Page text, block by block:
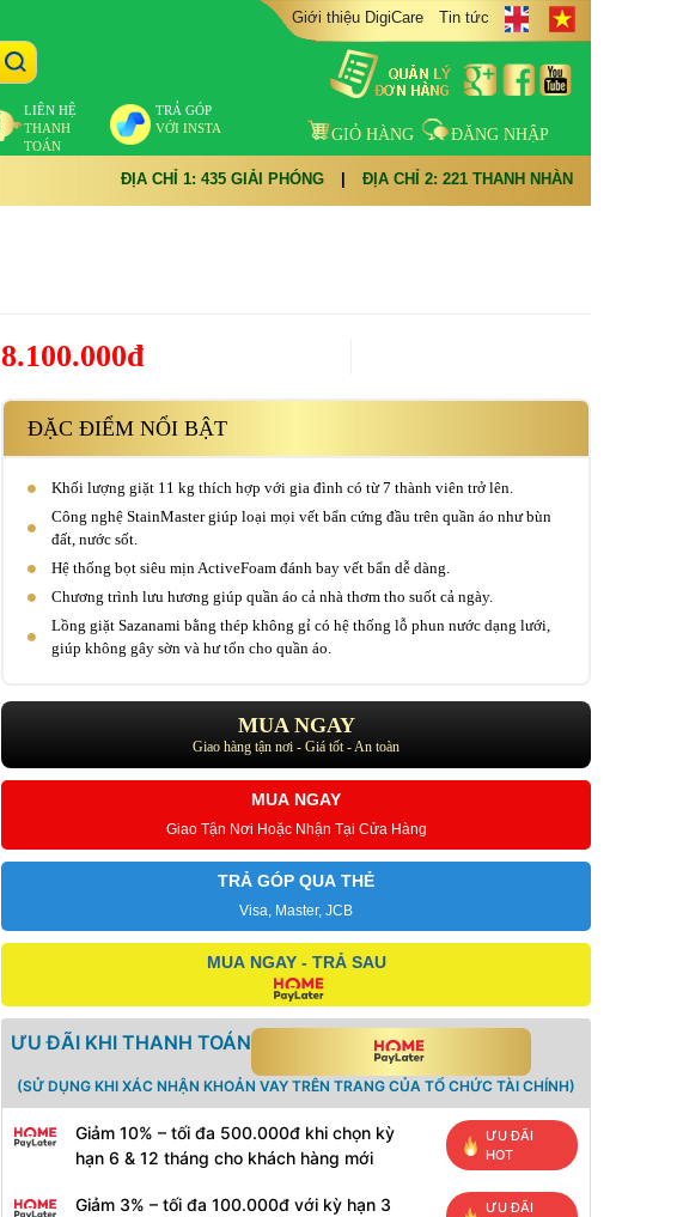
LIÊN HỆ
THANH
TOÁN
TRẢ GÓP
VỚI INSTA
Giới thiệu DigiCare Tin tức
GIỎ HÀNG ĐĂNG NHẬP
ĐỊA CHỈ 1: 435 GIẢI PHÓNG ĐỊA CHỈ 2: 221 THANH NHÀN
8.100.000đ
ĐẶC ĐIỂM NỔI BẬT
Khối lượng giặt 11 kg thích hợp với gia đình có từ 7 thành viên trở lên.
Công nghệ StainMaster giúp loại mọi vết bẩn cứng đầu trên quần áo như bùn
đất, nước sốt.
Hệ thống bọt siêu mịn ActiveFoam đánh bay vết bẩn dễ dàng.
Chương trình lưu hương giúp quần áo cả nhà thơm tho suốt cả ngày.
Lồng giặt Sazanami bằng thép không gỉ có hệ thống lỗ phun nước dạng lưới,
giúp không gây sờn và hư tổn cho quần áo.
MUA NGAY
Giao hàng tận nơi - Giá tốt - An toàn
MUA NGAY
Giao Tận Nơi Hoặc Nhận Tại Cửa Hàng
TRẢ GÓP QUA THẺ
Visa, Master, JCB
MUA NGAY - TRẢ SAU
ƯU ĐÃI KHI THANH TOÁN
(SỬ DỤNG KHI XÁC NHẬN KHOẢN VAY TRÊN TRANG CỦA TỔ CHỨC TÀI CHÍNH)
Giảm 10% – tối đa 500.000đ khi chọn kỳ
hạn 6 & 12 tháng cho khách hàng mới
ƯU ĐÃI
HOT
Giảm 3% – tối đa 100.000đ với kỳ hạn 3
ƯU ĐÃI